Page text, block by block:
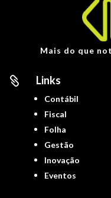
Mais do que
 Links
Contábil
Fiscal
Folha
Gestão
Inovação
Eventos